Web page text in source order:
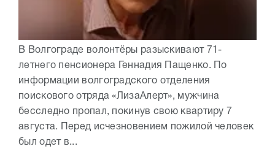
В Волгограде волонтёры разыскивают 71-
летнего пенсионера Геннадия Пащенко. По
информации волгоградского отделения
поискового отряда «ЛизаАлерт», мужчина
бесследно пропал, покинув свою квартиру 7
августа. Перед исчезновением пожилой человек
был одет в...